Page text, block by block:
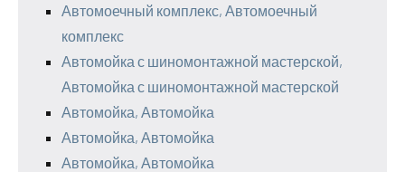
Автомоечный комплекс, Автомоечный
комплекс
Автомойка с шиномонтажной мастерской,
Автомойка с шиномонтажной мастерской
Автомойка, Автомойка
Автомойка, Автомойка
Автомойка, Автомойка